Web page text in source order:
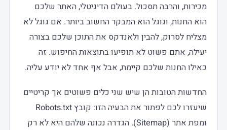
מכירות, והרבה תסכול. בעולם הדיגיטלי, האתר שלכם
הוא החנות, וגוגל הוא המבקר החשוב ביותר. אם גוגל לא
מצליח לסרוק, להבין ולאנדקס את התוכן שלכם בצורה
יעילה, אתם פשוט לא תופיעו בתוצאות החיפוש. זה
כאילו החנות שלכם קיימת, אבל אף אחד לא יודע עליה.
החדשות הטובות הן שיש שני כלים פשוטים אך קריטיים
שיעזרו לכם לפתור את הבעיה הזו: קובץ Robots.txt
ומפת אתר (Sitemap). הגדרה נכונה שלהם היא לא רק